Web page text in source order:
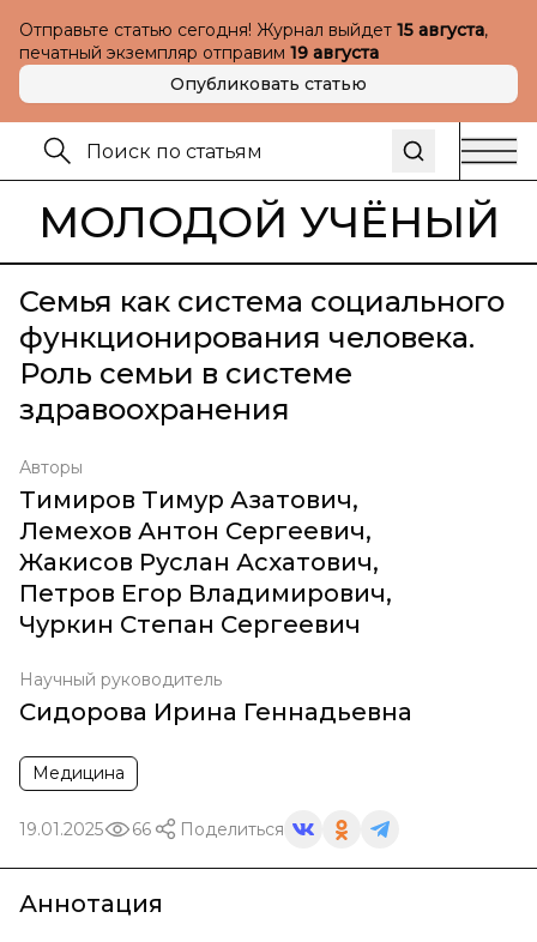
Отправьте статью сегодня! Журнал выйдет 15 августа,
печатный экземпляр отправим 19 августа
Опубликовать статью
МОЛОДОЙ УЧЁНЫЙ
Семья как система социального
функционирования человека.
Роль семьи в системе
здравоохранения
Авторы
Тимиров Тимур Азатович,
Лемехов Антон Сергеевич,
Жакисов Руслан Асхатович,
Петров Егор Владимирович,
Чуркин Степан Сергеевич
Научный руководитель
Сидорова Ирина Геннадьевна
Медицина
19.01.2025 66 Поделиться
Аннотация